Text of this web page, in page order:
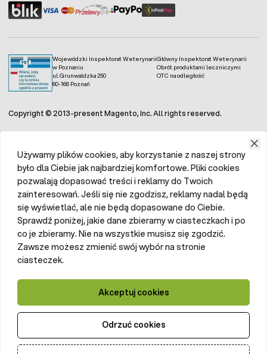
Wojewódzki Inspektorat Weterynarii
w Poznaniu
ul. Grunwaldzka 250
60-166 Poznań
Główny Inspektorat Weterynarii
Obrót produktami leczniczymi
OTC na odległość
Copyright © 2013-present Magento, Inc. All rights reserved.
Używamy plików cookies, aby korzystanie z naszej strony
było dla Ciebie jak najbardziej komfortowe. Pliki cookies
pozwalają dopasować treści i reklamy do Twoich
zainteresowań. Jeśli się nie zgodzisz, reklamy nadal będą
się wyświetlać, ale nie będą dopasowane do Ciebie.
Sprawdź poniżej, jakie dane zbieramy w ciasteczkach i po
co je zbieramy. Nie na wszystkie musisz się zgodzić.
Zawsze możesz zmienić swój wybór na stronie
ciasteczek.
Akceptuj cookies
Odrzuć cookies